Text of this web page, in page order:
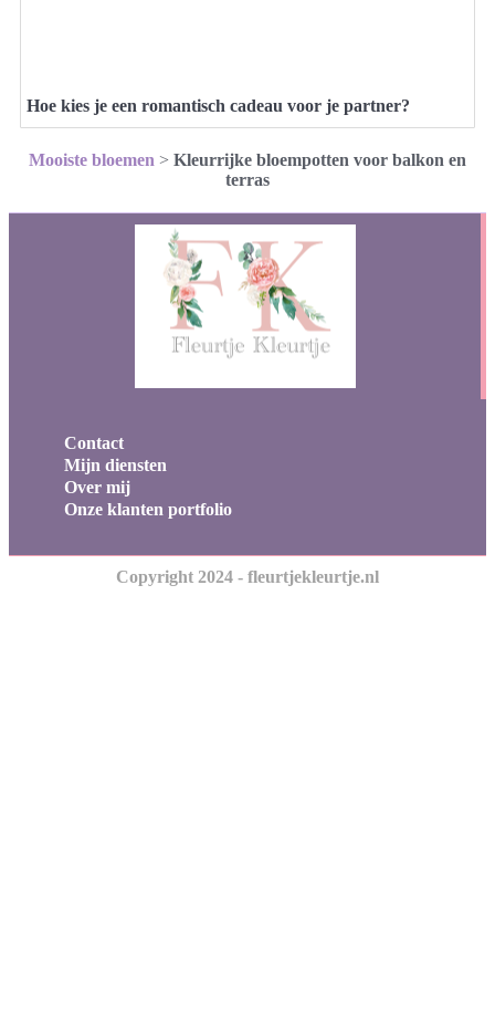
Hoe kies je een romantisch cadeau voor je partner?
Mooiste bloemen > Kleurrijke bloempotten voor balkon en
terras
Contact
Mijn diensten
Over mij
Onze klanten portfolio
Copyright 2024 - fleurtjekleurtje.nl